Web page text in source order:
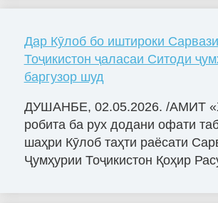
Дар Кӯлоб бо иштироки
Тоҷикистон ҷаласаи Ситоди
баргузор шуд
ДУШАНБЕ, 02.05.2026. /АМИТ
робита ба рух додани офати
шаҳри Кӯлоб таҳти раёсати
Ҷумҳурии Тоҷикистон Қоҳир